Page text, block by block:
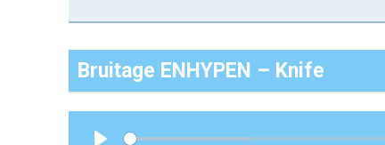
Bruitage ENHYPEN – Knife